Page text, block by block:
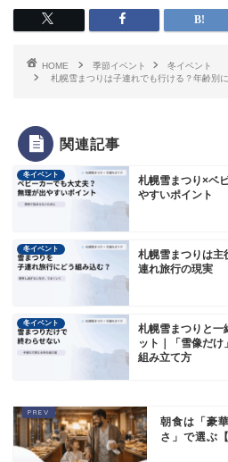
HOME 季節イベント
冬イベント
札幌雪まつりは子連れでも行ける？年齢別
関連記事
冬イベント
札幌雪まつり×ベ
やすいポイント
冬イベント
札幌雪まつりは主
連れ旅行の現実
冬イベント
札幌雪まつりと一
ット｜「雪像だ
組み立て方
朝食は「豪
さ」で選ぶ